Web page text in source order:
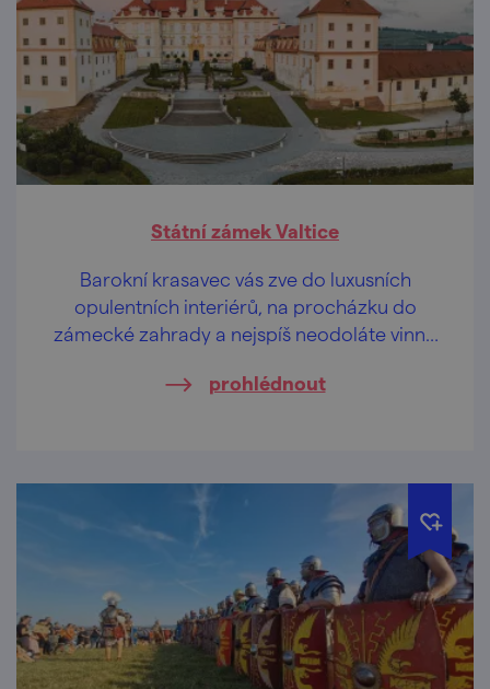
Státní zámek Valtice
Barokní krasavec vás zve do luxusních
opulentních interiérů, na procházku do
zámecké zahrady a nejspíš neodoláte vinné
prohlédnout